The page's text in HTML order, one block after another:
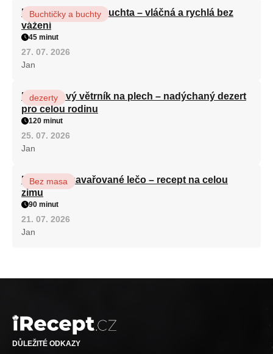
Hrnková maková buchta – vláčná a rychlá bez
vážení
Buchtičky a buchty
45 minut
27. 07. 2026
Jan
Karamelový větrník na plech – nadýchaný dezert
pro celou rodinu
dezerty
120 minut
25. 07. 2026
Jan
Babiččino zavařované lečo – recept na celou
zimu
Bez masa
90 minut
21. 07. 2026
Jan
DŮLEŽITÉ ODKAZY